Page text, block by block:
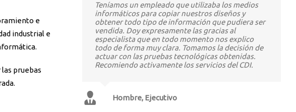
e
industrial e
pruebas
Teníamos un empleado que utilizaba los medios
informáticos para copiar nuestros diseños y
obtener todo tipo de información que pudiera ser
vendida. Doy expresamente las gracias al
especialista que en todo momento nos explico
todo de forma muy clara. Tomamos la decisión de
actuar con las pruebas tecnológicas obtenidas.
Recomiendo activamente los servicios del CDI.
Hombre, Ejecutivo